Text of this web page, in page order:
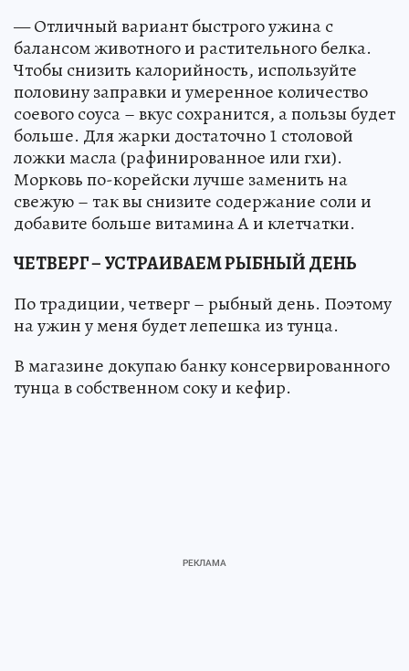
— Отличный вариант быстрого ужина с
балансом животного и растительного белка.
Чтобы снизить калорийность, используйте
половину заправки и умеренное количество
соевого соуса – вкус сохранится, а пользы будет
больше. Для жарки достаточно 1 столовой
ложки масла (рафинированное или гхи).
Морковь по-корейски лучше заменить на
свежую – так вы снизите содержание соли и
добавите больше витамина А и клетчатки.
ЧЕТВЕРГ – УСТРАИВАЕМ РЫБНЫЙ ДЕНЬ
По традиции, четверг – рыбный день. Поэтому
на ужин у меня будет лепешка из тунца.
В магазине докупаю банку консервированного
тунца в собственном соку и кефир.